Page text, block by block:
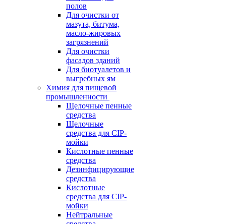
полов
Для очистки от
мазута, битума,
масло-жировых
загрязнений
Для очистки
фасадов зданий
Для биотуалетов и
выгребных ям
Химия для пищевой
промышленности
Щелочные пенные
средства
Щелочные
средства для CIP-
мойки
Кислотные пенные
средства
Дезинфицирующие
средства
Кислотные
средства для CIP-
мойки
Нейтральные